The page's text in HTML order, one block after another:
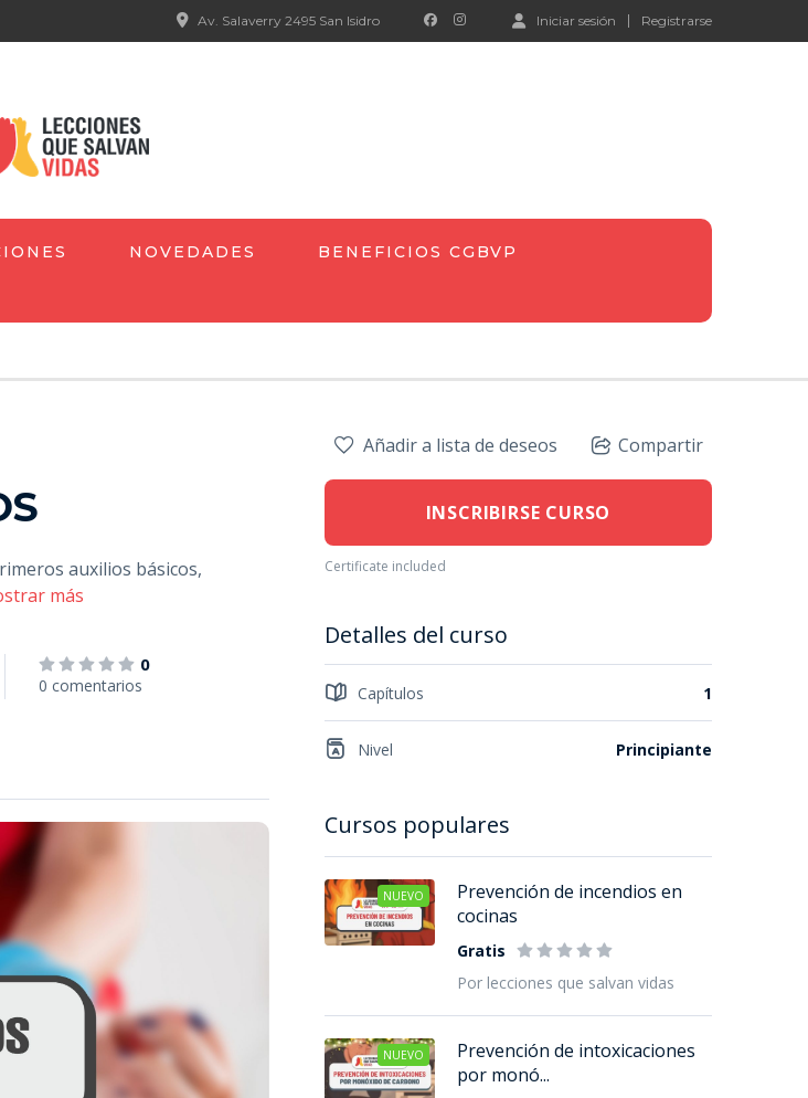
Iniciar sesión Registrarse
Av. Salaverry 2495 San Isidro
NOVEDADES
BENEFICIOS CGBVP
auxilios básicos,
más
0
0 comentarios
Añadir a lista de deseos Compartir
INSCRIBIRSE CURSO
Certificate included
Detalles del curso
Capítulos 1
Nivel Principiante
Cursos populares
NUEVO
Prevención de incendios en
cocinas
Gratis
Por lecciones que salvan vidas
NUEVO
Prevención de intoxicaciones
por monó...